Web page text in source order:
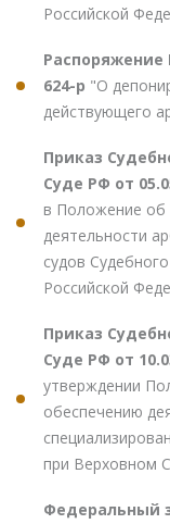
Российской
Распоряжение
624-р "О
действующего
Приказ
Суде РФ от
в Положение об
деятельности
судов
Российской
Приказ
Суде РФ от
утверждении
обеспечению
при Верховном
Федеральный